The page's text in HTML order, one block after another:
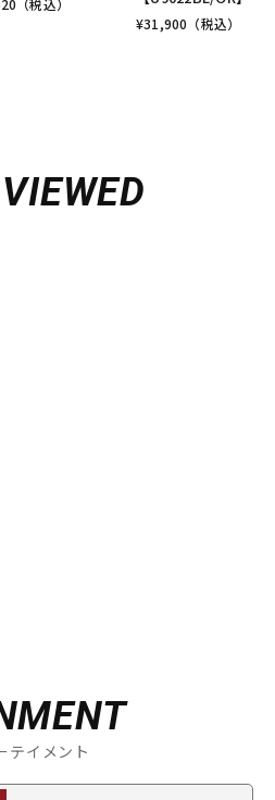
（税込）
¥31,900 （税込）
テイメント